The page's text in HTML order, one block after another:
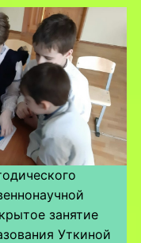
занятие
Уткиной